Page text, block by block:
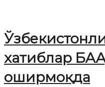
хатиблар
оширмоқда